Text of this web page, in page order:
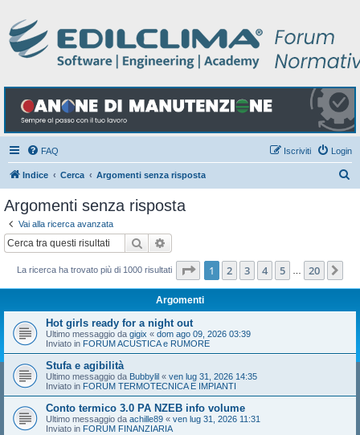
FAQ Login
Iscriviti
Indice Cerca Argomenti senza risposta
Argomenti senza risposta
Vai alla ricerca avanzata
Cerca
La ricerca ha trovato più di 1000 risultati Pagina di 20
1 2 3 4 5 20
Argomenti
Hot girls ready for a night out
Ultimo messaggio da gigix « dom ago 09, 2026 03:39
Inviato in FORUM ACUSTICA e RUMORE
Stufa e agibilità
Ultimo messaggio da Bubbylil « ven lug 31, 2026 14:35
Inviato in FORUM TERMOTECNICA E IMPIANTI
Conto termico 3.0 PA NZEB info volume
Ultimo messaggio da achille89 « ven lug 31, 2026 11:31
Inviato in FORUM FINANZIARIA